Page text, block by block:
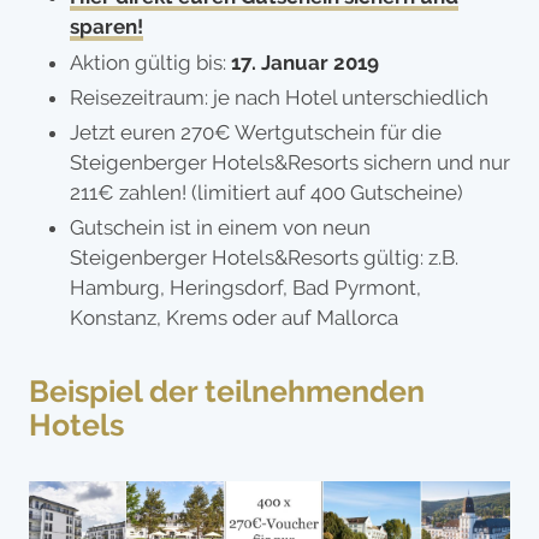
sparen!
Aktion gültig bis: 17. Januar 2019
Reisezeitraum: je nach Hotel unterschiedlich
Jetzt euren 270€ Wertgutschein für die
Steigenberger Hotels&Resorts sichern und nur
211€ zahlen! (limitiert auf 400 Gutscheine)
Gutschein ist in einem von neun
Steigenberger Hotels&Resorts gültig: z.B.
Hamburg, Heringsdorf, Bad Pyrmont,
Konstanz, Krems oder auf Mallorca
Beispiel der teilnehmenden
Hotels